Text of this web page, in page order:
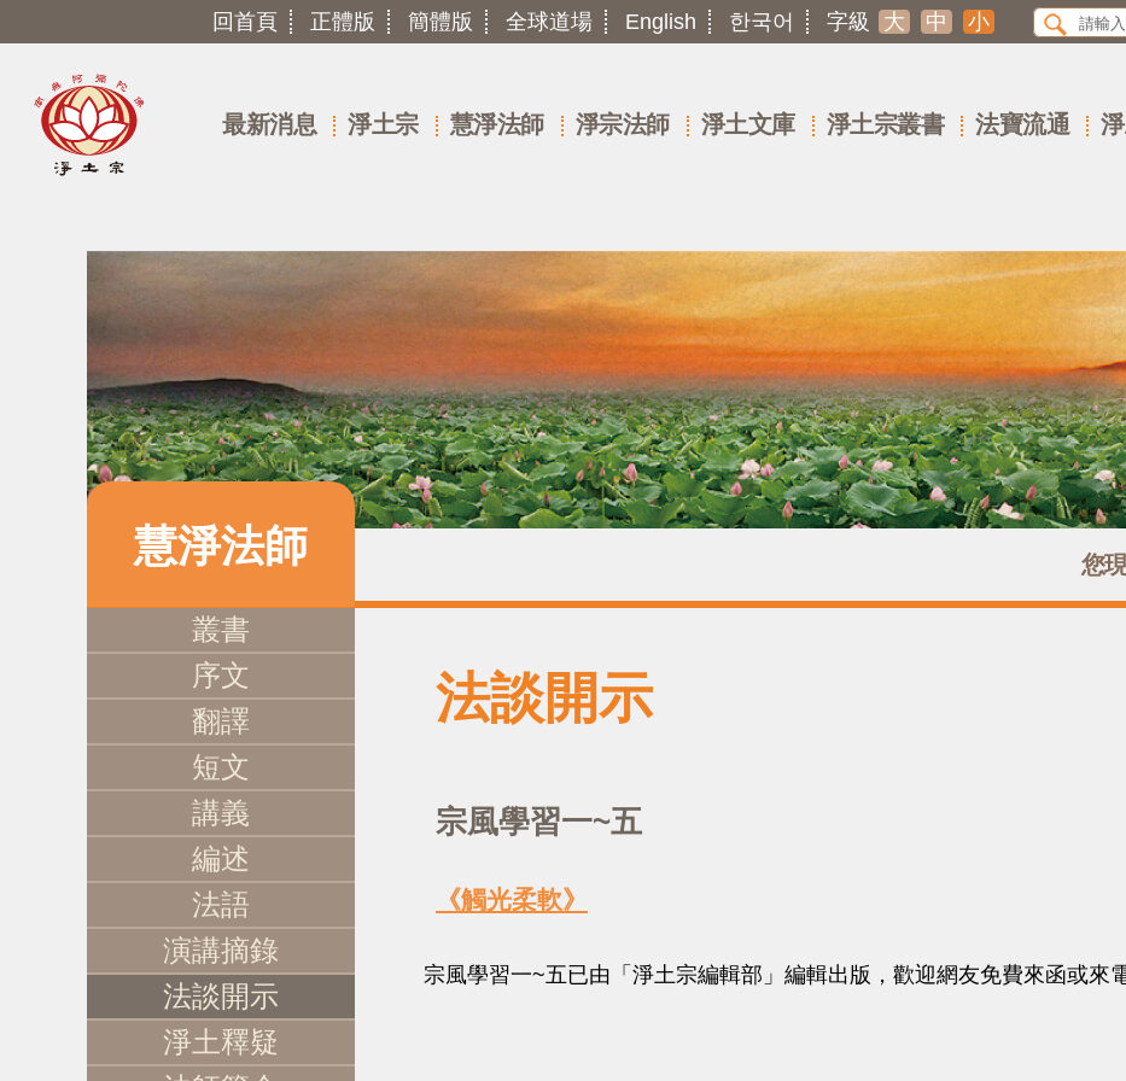
回首頁 正體版 簡體版 全球道場 English 한국어 字級 大 中 小
最新消息 淨土宗 慧淨法師 淨宗法師 淨土文庫 淨土宗叢書 法寶流通
慧淨法師 您
叢書
序文
翻譯
短文
講義
編述
法語
演講摘錄
法談開示
淨土釋疑
法談開示
宗風學習一~五
《觸光柔軟》
宗風學習一~五已由「淨土宗編輯部」編輯出版，歡迎網友免費來函或來